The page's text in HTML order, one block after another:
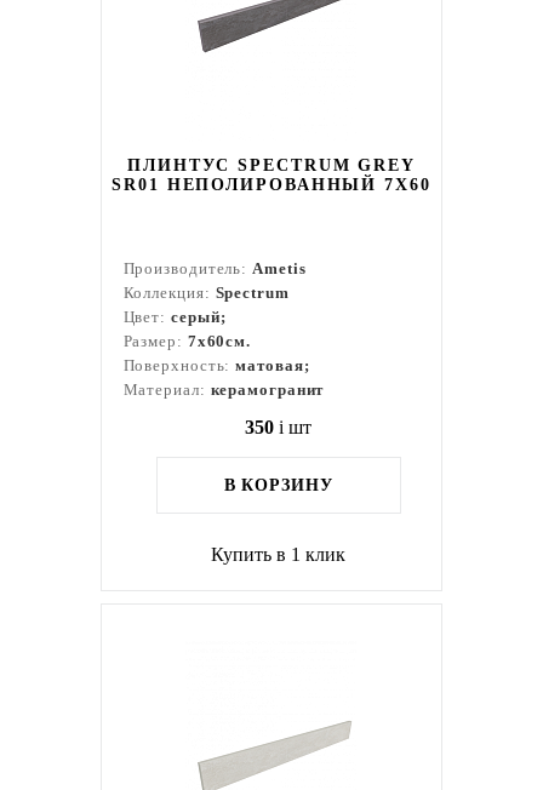
ПЛИНТУС SPECTRUM GREY
SR01 НЕПОЛИРОВАННЫЙ 7X60
Производитель:Ametis
Коллекция: Spectrum
Цвет: серый;
Размер: 7x60см.
Поверхность:матовая;
Материал: керамогранит
350 i шт
В КОРЗИНУ
Купить в 1 клик